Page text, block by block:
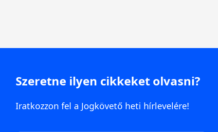
Szeretne ilyen cikkeket olvasni?
Iratkozzon fel a Jogkövető heti hírlevelére!